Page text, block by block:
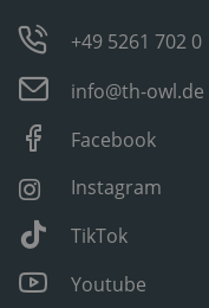
+49 5261 702 0
info@th-owl.de
Facebook
Instagram
TikTok
Youtube